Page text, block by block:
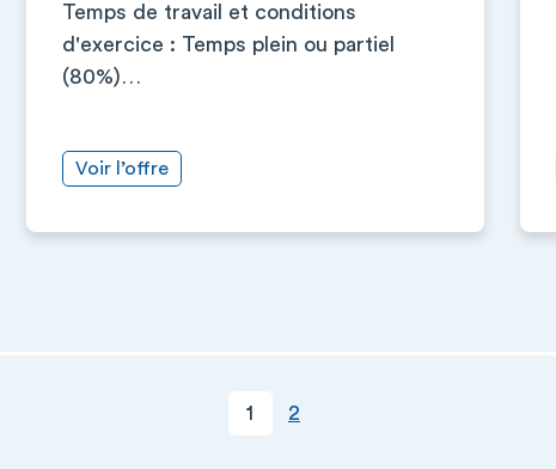
Temps de travail et conditions
d'exercice : Temps plein ou partiel
(80%)…
Voir l’offre
Page courante
1 Page
2